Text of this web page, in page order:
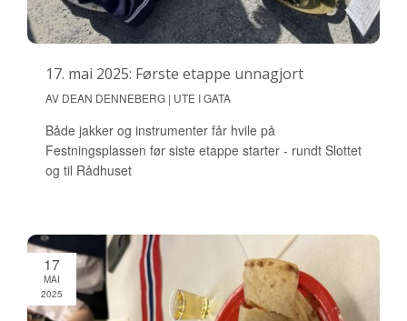
17. mai 2025: Første etappe unnagjort
AV DEAN DENNEBERG | UTE I GATA
Både jakker og instrumenter får hvile på
Festningsplassen før siste etappe starter - rundt Slottet
og til Rådhuset
17
MAI
2025